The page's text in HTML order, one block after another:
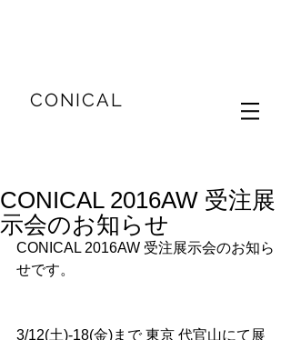
CONICAL
CONICAL 2016AW 受注展
示会のお知らせ
CONICAL 2016AW 受注展示会のお知ら
せです。
3/12(土)-18(金)まで 東京 代官山にて展